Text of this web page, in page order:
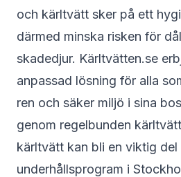
och kärltvätt sker på ett
därmed minska risken för
skadedjur. Kärltvätten.se
anpassad lösning för alla
ren och säker miljö i sina
genom regelbunden
kärltvätt kan bli en viktig del
underhållsprogram i